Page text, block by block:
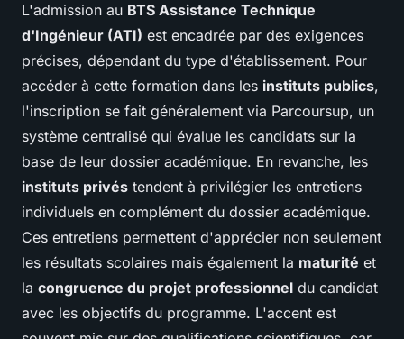
L'admission au BTS Assistance Technique
d'Ingénieur (ATI) est encadrée par des exigences
précises, dépendant du type d'établissement. Pour
accéder à cette formation dans les instituts publics,
l'inscription se fait généralement via Parcoursup, un
système centralisé qui évalue les candidats sur la
base de leur dossier académique. En revanche, les
instituts privés tendent à privilégier les entretiens
individuels en complément du dossier académique.
Ces entretiens permettent d'apprécier non seulement
les résultats scolaires mais également la maturité et
la congruence du projet professionnel du candidat
avec les objectifs du programme. L'accent est